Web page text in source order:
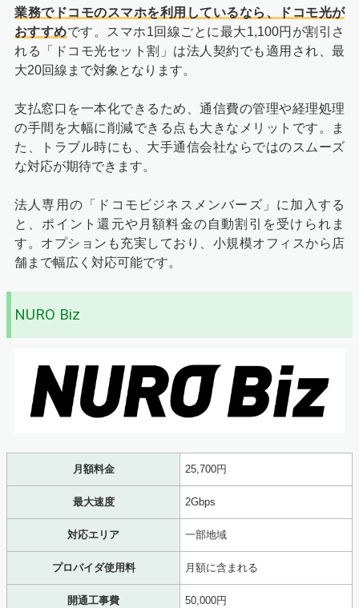
業務でドコモのスマホを利用しているなら、ドコモ光が
おすすめです。スマホ1回線ごとに最大1,100円が割引さ
れる「ドコモ光セット割」は法人契約でも適用され、最
大20回線まで対象となります。
支払窓口を一本化できるため、通信費の管理や経理処理
の手間を大幅に削減できる点も大きなメリットです。ま
た、トラブル時にも、大手通信会社ならではのスムーズ
な対応が期待できます。
法人専用の「ドコモビジネスメンバーズ」に加入する
と、ポイント還元や月額料金の自動割引を受けられま
す。オプションも充実しており、小規模オフィスから店
舗まで幅広く対応可能です。
NURO Biz
月額料金 25,700円
最大速度 2Gbps
対応エリア 一部地域
プロバイダ使用料 月額に含まれる
開通工事費 50,000円